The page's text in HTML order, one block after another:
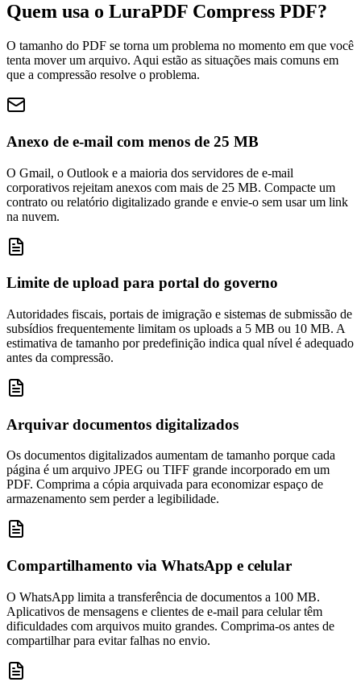
Quem usa o LuraPDF Compress PDF?
O tamanho do PDF se torna um problema no momento em que você
tenta mover um arquivo. Aqui estão as situações mais comuns em
que a compressão resolve o problema.
Anexo de e-mail com menos de 25 MB
O Gmail, o Outlook e a maioria dos servidores de e-mail
corporativos rejeitam anexos com mais de 25 MB. Compacte um
contrato ou relatório digitalizado grande e envie-o sem usar um link
na nuvem.
Limite de upload para portal do governo
Autoridades fiscais, portais de imigração e sistemas de submissão de
subsídios frequentemente limitam os uploads a 5 MB ou 10 MB. A
estimativa de tamanho por predefinição indica qual nível é adequado
antes da compressão.
Arquivar documentos digitalizados
Os documentos digitalizados aumentam de tamanho porque cada
página é um arquivo JPEG ou TIFF grande incorporado em um
PDF. Comprima a cópia arquivada para economizar espaço de
armazenamento sem perder a legibilidade.
Compartilhamento via WhatsApp e celular
O WhatsApp limita a transferência de documentos a 100 MB.
Aplicativos de mensagens e clientes de e-mail para celular têm
dificuldades com arquivos muito grandes. Comprima-os antes de
compartilhar para evitar falhas no envio.